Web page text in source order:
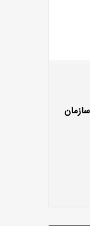
خیابان ۱۶ آذر، سازمان